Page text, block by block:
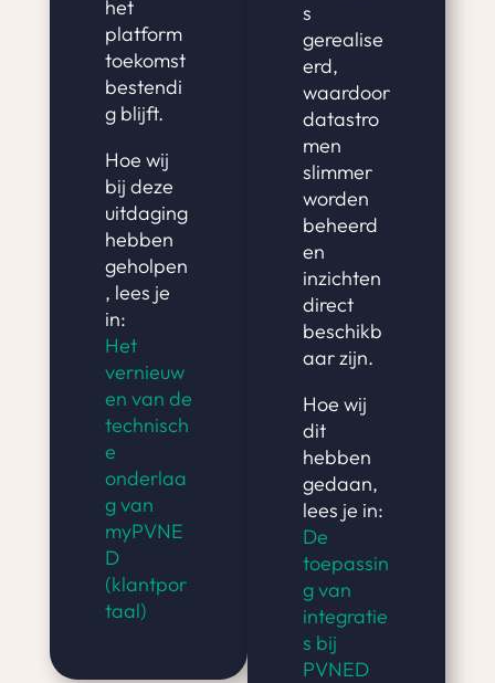
het
platform
toekomst
bestendi
g blijft.
Hoe wij
bij deze
uitdaging
hebben
geholpen
, lees je
in:
Het
vernieuw
en van de
technisch
e
onderlaa
g van
myPVNE
D
(klantpor
taal)
s
gerealise
erd,
waardoor
datastro
men
slimmer
worden
beheerd
en
inzichten
direct
beschikb
aar zijn.
Hoe wij
dit
hebben
gedaan,
lees je in:
De
toepassin
g van
integratie
s bij
PVNED